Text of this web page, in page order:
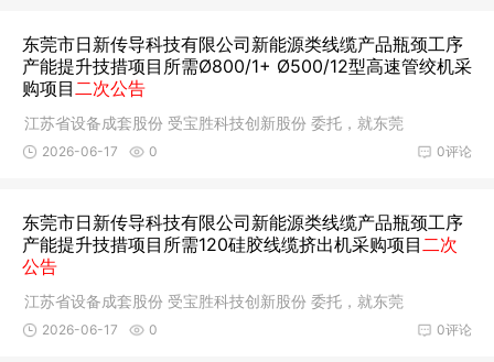
东莞市日新传导科技有限公司新能源类线缆产品瓶颈工序
产能提升技措项目所需Ø800/1+ Ø500/12型高速管绞机采
购项目二次公告
江苏省设备成套股份 受宝胜科技创新股份 委托，就东莞
0评论
2026-06-17 0
东莞市日新传导科技有限公司新能源类线缆产品瓶颈工序
产能提升技措项目所需120硅胶线缆挤出机采购项目二次
公告
江苏省设备成套股份 受宝胜科技创新股份 委托，就东莞
0评论
2026-06-17 0